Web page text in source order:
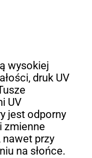
wysokiej
druk UV
UV
jest odporny
zmienne
przy
na słońce.